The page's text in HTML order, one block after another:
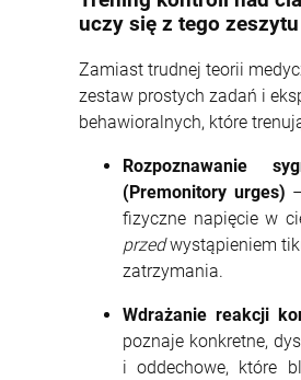
uczy się z tego
Zamiast trudnej teorii
zestaw prostych zadań i
behawioralnych, które
Rozpoznawanie
(Premonitory urges)
fizyczne napięcie w
przedwystąpieniem
zatrzymania.
Wdrażanie reakcji
poznaje konkretne,
i oddechowe, które